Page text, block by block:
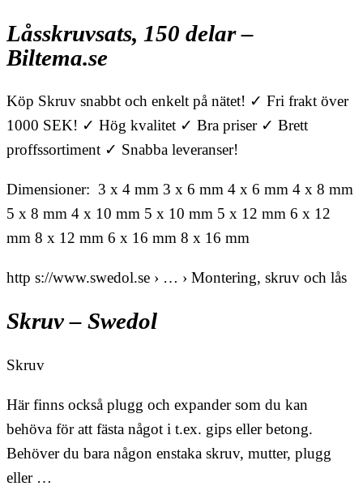
Låsskruvsats, 150 delar –
Biltema.se
Köp Skruv snabbt och enkelt på nätet! ✓ Fri frakt över
1000 SEK! ✓ Hög kvalitet ✓ Bra priser ✓ Brett
proffssortiment ✓ Snabba leveranser!
Dimensioner: 3 x 4 mm 3 x 6 mm 4 x 6 mm 4 x 8 mm
5 x 8 mm 4 x 10 mm 5 x 10 mm 5 x 12 mm 6 x 12
mm 8 x 12 mm 6 x 16 mm 8 x 16 mm
http s://www.swedol.se › … › Montering, skruv och lås
Skruv – Swedol
Skruv
Här finns också plugg och expander som du kan
behöva för att fästa något i t.ex. gips eller betong.
Behöver du bara någon enstaka skruv, mutter, plugg
eller …